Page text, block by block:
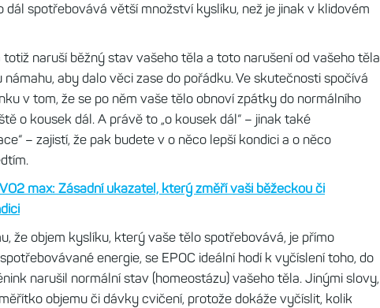
dál spotřebovává větší množství kyslíku, než je jinak v klidovém
totiž naruší běžný stav vašeho těla a toto narušení od vašeho těla
aby dalo věci zase do pořádku. Ve skutečnosti spočívá
v tom, že se po něm vaše tělo obnoví zpátky do normálního
o kousek dál. A právě to „o kousek dál“ – jinak také
– zajistí, že pak budete v o něco lepší kondici a o něco
VO2 max: Zásadní ukazatel, který změří vaši běžeckou či
že objem kyslíku, který vaše tělo spotřebovává, je přímo
energie, se EPOC ideální hodí k vyčíslení toho, do
narušil normální stav (homeostázu) vašeho těla. Jinými slovy,
objemu či dávky cvičení, protože dokáže vyčíslit, kolik